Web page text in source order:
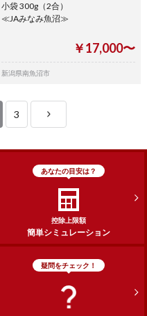
小袋 300g（2合）
≪JAみなみ魚沼≫
￥17,000〜
新潟県南魚沼市
3
あなたの目安は？
控除上限額
簡単シミュレーション
疑問をチェック！